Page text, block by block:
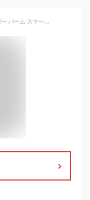
マンダム GATSBY ギャツビー メタラバー バーム スマート (60g) ヘアバーム 整髪料 メンズ 男性用